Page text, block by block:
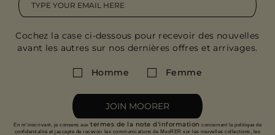
Cochez la case ci-dessous pour recevoir des nouvelles
avant les autres sur nos dernières offres et arrivages.
Homme Femme
JOIN MOORER
En m'inscrivant, je consens aux termes de la note d'information concernant la politique de
confidentialité et jaccepte de recevoir les communications de MooRER sur les nouvelles collections, les